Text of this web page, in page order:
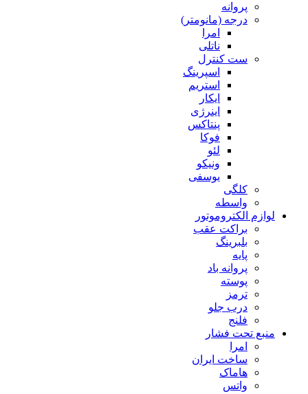
پروانه
درجه (مانومتر)
امرا
ناتلی
ست کنترل
اسپرینگ
استریم
ایکار
اینرژی
پنتاکس
فوکا
لئو
ونیکو
یوسفی
کلگی
واسطه
لوازم الکتروموتور
براکت عقب
بلبرینگ
پایه
پروانه باد
پوسته
ترمز
درب جلو
فلنج
منبع تحت فشار
امرا
ساخت ایران
هاماک
واتس